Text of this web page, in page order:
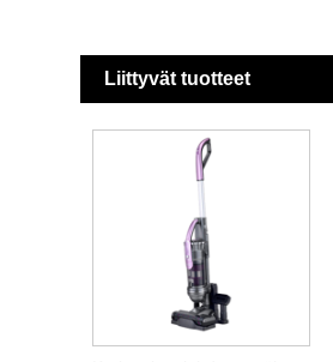
Liittyvät tuotteet